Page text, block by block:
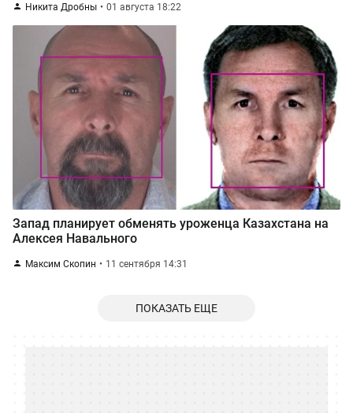
Никита Дробны 01 августа 18:22
Запад планирует обменять уроженца Казахстана на
Алексея Навального
Максим Скопин 11 сентября 14:31
ПОКАЗАТЬ ЕЩЕ